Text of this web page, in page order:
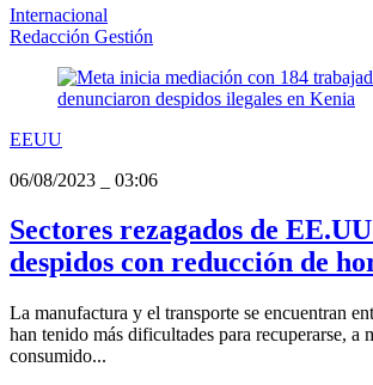
Internacional
Redacción Gestión
EEUU
06/08/2023
03:06
Sectores rezagados de
despidos con reducción de
La manufactura y el transporte se encuentran
han tenido más dificultades para recuperarse, a
consumido...